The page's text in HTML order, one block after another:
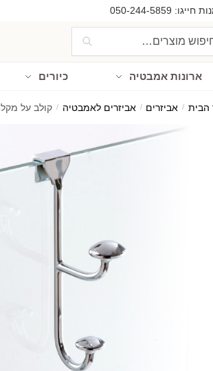
חייגו: 050-244-5859
חיפוש
ארונות אמבטיה כיורים
הבית / אביזרים / אביזרים לאמבטיה / קולב על